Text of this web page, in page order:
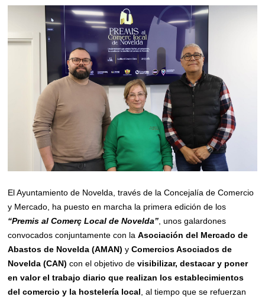
El Ayuntamiento de Novelda, través de la Concejalía de Comercio
y Mercado, ha puesto en marcha la primera edición de los
“Premis al Comerç Local de Novelda” , unos galardones
convocados conjuntamente con laAsociación del Mercado de
Abastos de Novelda (AMAN) yComercios Asociados de
Novelda (CAN) con el objetivo devisibilizar, destacar y poner
en valor el trabajo diario que realizan los establecimientos
del comercio y la hostelería local , al tiempo que se refuerzan